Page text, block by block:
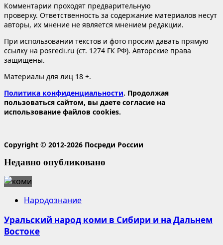
Комментарии проходят предварительную
проверку. Ответственность за содержание материалов несут
авторы, их мнение не является мнением редакции.
При использовании текстов и фото просим давать прямую
ссылку на posredi.ru (ст. 1274 ГК РФ). Авторские права
защищены.
Материалы для лиц 18 +.
Политика конфиденциальности. Продолжая
пользоваться сайтом, вы даете согласие на
использование файлов cookies.
Copyright © 2012-2026 Посреди России
Недавно опубликовано
Народознание
Уральский народ коми в Сибири и на Дальнем
Востоке